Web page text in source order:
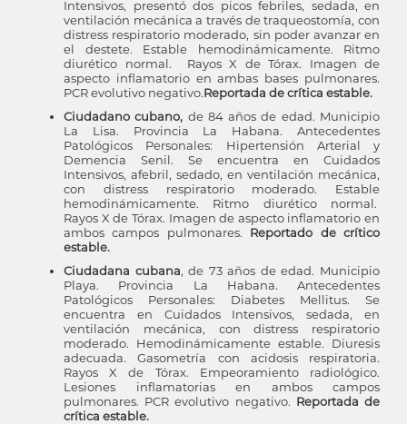
Intensivos, presentó dos picos febriles, sedada, en
ventilación mecánica a través de traqueostomía, con
distress respiratorio moderado, sin poder avanzar en
el destete. Estable hemodinámicamente. Ritmo
diurético normal. Rayos X de Tórax. Imagen de
aspecto inflamatorio en ambas bases pulmonares.
PCR evolutivo negativo.Reportada de crítica estable.
Ciudadano cubano, de 84 años de edad. Municipio
La Lisa. Provincia La Habana. Antecedentes
Patológicos Personales: Hipertensión Arterial y
Demencia Senil. Se encuentra en Cuidados
Intensivos, afebril, sedado, en ventilación mecánica,
con distress respiratorio moderado. Estable
hemodinámicamente. Ritmo diurético normal.
Rayos X de Tórax. Imagen de aspecto inflamatorio en
ambos campos pulmonares. Reportado de crítico
estable.
Ciudadana cubana, de 73 años de edad. Municipio
Playa. Provincia La Habana. Antecedentes
Patológicos Personales: Diabetes Mellitus. Se
encuentra en Cuidados Intensivos, sedada, en
ventilación mecánica, con distress respiratorio
moderado. Hemodinámicamente estable. Diuresis
adecuada. Gasometría con acidosis respiratoria.
Rayos X de Tórax. Empeoramiento radiológico.
Lesiones inflamatorias en ambos campos
pulmonares. PCR evolutivo negativo. Reportada de
crítica estable.